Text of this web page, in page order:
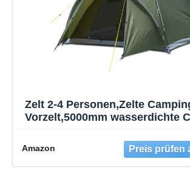
Zelt 2-4 Personen,Zelte
Vorzelt,5000mm wasserdichte
Ultraleichte Familienzelt
Upgrade
Amazon